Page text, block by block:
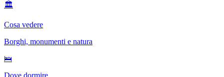
🏛
Cosa vedere
Borghi, monumenti e natura
🛌
Dove dormire